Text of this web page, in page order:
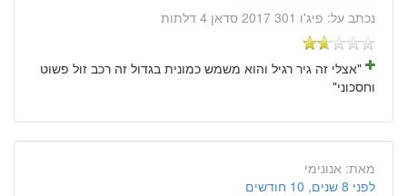
נכתב על: פיג'ו 301 2017 סדאן 4 דלתות
"אצלי זה גיר רגיל והוא משמש כמונית בגדול זה רכב זול פשוט
וחסכוני"
מאת: אנונימי
לפני 8 שנים, 10 חודשים